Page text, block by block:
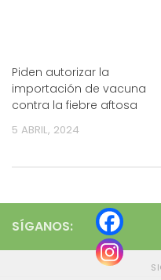
Piden autorizar la
importación de vacuna
contra la fiebre aftosa
5 ABRIL, 2024
SÍGANOS: